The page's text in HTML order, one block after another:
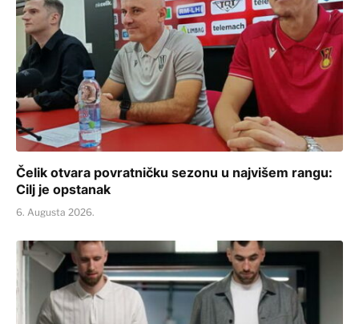
Čelik otvara povratničku sezonu u najvišem rangu:
Cilj je opstanak
6. Augusta 2026.